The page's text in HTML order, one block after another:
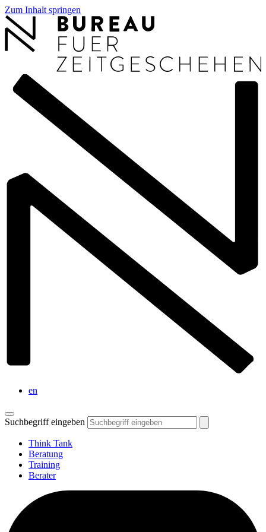
Zum Inhalt springen
en
Suchbegriff eingeben
Think Tank
Beratung
Training
Berater